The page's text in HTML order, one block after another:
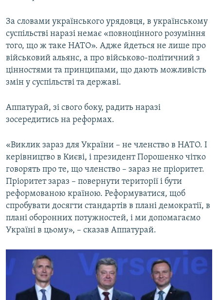
За словами українського урядовця, в українському
суспільстві наразі немає «повноцінного розуміння
того, що ж таке НАТО». Адже йдеться не лише про
військовий альянс, а про військово-політичний з
цінностями та принципами, що дають можливість
змін у суспільстві та державі.
Аппатурай, зі свого боку, радить наразі
зосередитись на реформах.
«Виклик зараз для України – не членство в НАТО. І
керівництво в Києві, і президент Порошенко чітко
говорять про те, що членство – зараз не пріоритет.
Пріоритет зараз – повернути території і бути
реформованою країною. Реформуватися, щоб
спробувати досягти стандартів в плані демократії, в
плані оборонних потужностей, і ми допомагаємо
Україні в цьому», – сказав Аппатурай.